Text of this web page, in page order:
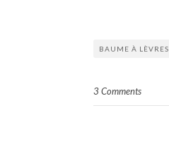
BAUME À LÈVRES
3 Comments